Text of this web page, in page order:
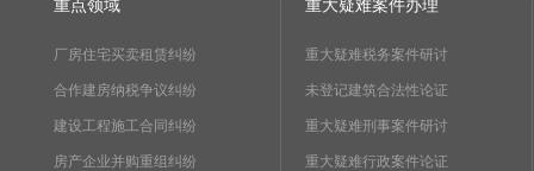
重点领域
厂房住宅买卖租赁纠纷
合作建房纳税争议纠纷
建设工程施工合同纠纷
房产企业并购重组纠纷
重大疑难案件办理
重大疑难税务案件研讨
未登记建筑合法性论证
重大疑难刑事案件研讨
重大疑难行政案件论证